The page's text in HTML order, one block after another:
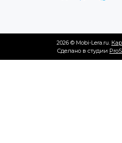
2026 © Mobi-Lera.ru.
Сделано в студии